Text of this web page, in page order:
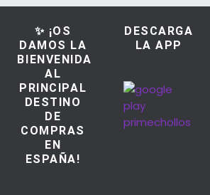
✨ ¡OS
DAMOS LA
BIENVENIDA
AL
PRINCIPAL
DESTINO
DE
COMPRAS
EN
ESPAÑA!
DESCARGA
LA APP